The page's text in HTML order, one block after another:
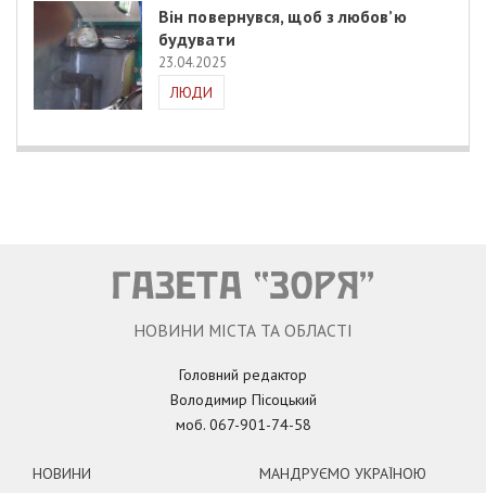
Він повернувся, щоб з любов’ю
будувати
23.04.2025
ЛЮДИ
НОВИНИ МІСТА ТА ОБЛАСТІ
Головний редактор
Володимир Пісоцький
моб. 067-901-74-58
НОВИНИ
МАНДРУЄМО УКРАЇНОЮ